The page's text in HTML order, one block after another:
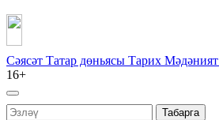
Сәясәт Татар дөньясы Тарих Мәдәният
16+
Табарга